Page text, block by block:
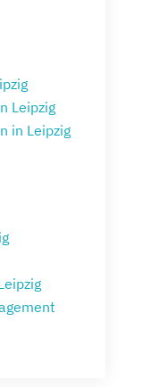
Leipzig
in Leipzig